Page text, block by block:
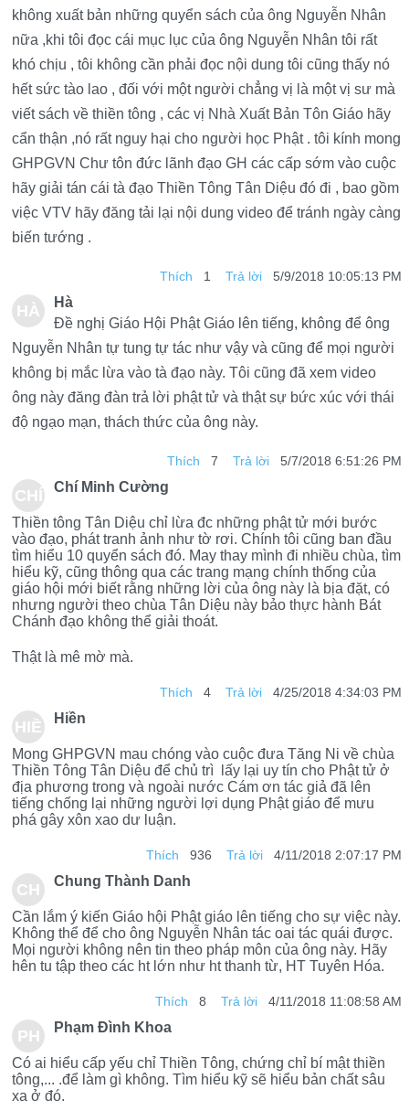
H
QU
G
không xuất bản những quyển sách của ông Nguyễn Nhân
nữa ,khi tôi đọc cái mục lục của ông Nguyễn Nhân tôi rất
khó chịu , tôi không cần phải đọc nội dung tôi cũng thấy nó
hết sức tào lao , đối với một người chẳng vị là một vị sư mà
viết sách về thiền tông , các vị Nhà Xuất Bản Tôn Giáo hãy
cẩn thận ,nó rất nguy hại cho người học Phật . tôi kính mong
GHPGVN Chư tôn đức lãnh đạo GH các cấp sớm vào cuộc
hãy giải tán cái tà đạo Thiền Tông Tân Diệu đó đi , bao gồm
việc VTV hãy đăng tải lại nội dung video để tránh ngày càng
biến tướng .
Thích 1 Trả lời 5/9/2018 10:05:13 PM
HÀ
Hà
Đề nghị Giáo Hội Phật Giáo lên tiếng, không để ông
Nguyễn Nhân tự tung tự tác như vậy và cũng để mọi người
không bị mắc lừa vào tà đạo này. Tôi cũng đã xem video
ông này đăng đàn trả lời phật tử và thật sự bức xúc với thái
độ ngạo mạn, thách thức của ông này.
Thích 7 Trả lời 5/7/2018 6:51:26 PM
CHÍ
MIN
H
CƯ
ỜN
G
Chí Minh Cường
Thiền tông Tân Diệu chỉ lừa đc những phật tử mới bước
vào đạo, phát tranh ảnh như tờ rơi. Chính tôi cũng ban đầu
tìm hiểu 10 quyển sách đó. May thay mình đi nhiều chùa, tìm
hiểu kỹ, cũng thông qua các trang mạng chính thống của
giáo hội mới biết rằng những lời của ông này là bịa đặt, có
nhưng người theo chùa Tân Diệu này bảo thực hành Bát
Chánh đạo không thể giải thoát.
Thật là mê mờ mà.
Thích 4 Trả lời 4/25/2018 4:34:03 PM
HIỀ
N
Hiền
Mong GHPGVN mau chóng vào cuộc đưa Tăng Ni về chùa
Thiền Tông Tân Diệu để chủ trì lấy lại uy tín cho Phật tử ở
địa phương trong và ngoài nước Cám ơn tác giả đã lên
tiếng chống lại những người lợi dụng Phật giáo để mưu
phá gây xôn xao dư luận.
Thích 936 Trả lời 4/11/2018 2:07:17 PM
CH
UN
G
ÀN
H
DA
Chung Thành Danh
Cần lắm ý kiến Giáo hội Phật giáo lên tiếng cho sự việc này.
Không thể để cho ông Nguyễn Nhân tác oai tác quái được.
Mọi người không nên tin theo pháp môn của ông này. Hãy
hên tu tập theo các ht lớn như ht thanh từ, HT Tuyên Hóa.
Thích 8 Trả lời 4/11/2018 11:08:58 AM
PH
ẠM
ĐÌN
Phạm Đình Khoa
Có ai hiểu cấp yếu chỉ Thiền Tông, chứng chỉ bí mật thiền
tông,... .để làm gì không. Tìm hiểu kỹ sẽ hiểu bản chất sâu
xa ở đó.